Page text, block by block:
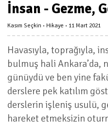
İnsan - Gezme,
Kasım Seçkin Hikaye 11 Mart 2021
Havasıyla, toprağıyla,
bulmuş hali Ankara’da,
günüydü ve ben yine
derslere pek katılım
derslerin işleniş usulü,
hareket etmeksizin